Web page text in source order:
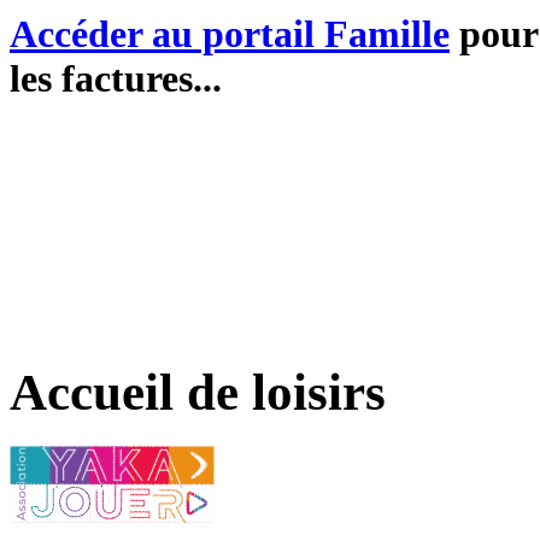
Accéder au portail Famille
les factures...
Accueil de loisirs